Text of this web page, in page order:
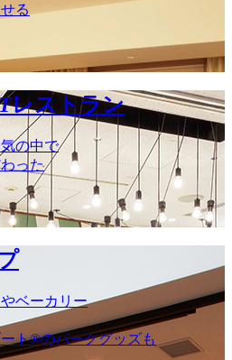
る
レストラン
の中で
った
ベーカリー
ト®のパークグッズも